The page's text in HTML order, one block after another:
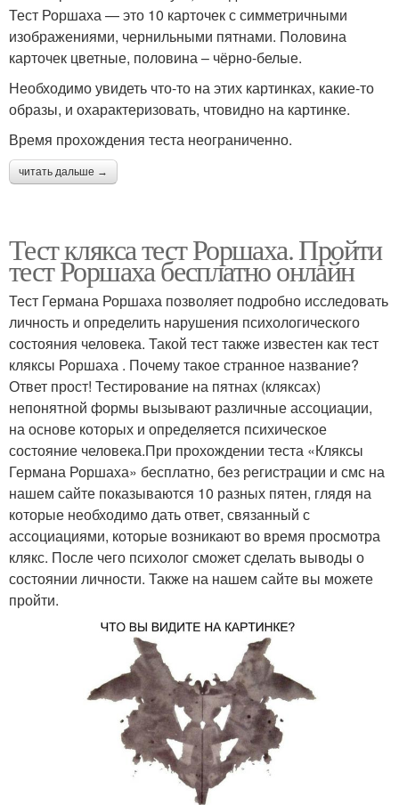
Тест Роршаха — это 10 карточек с симметричными
изображениями, чернильными пятнами. Половина
карточек цветные, половина – чёрно-белые.
Необходимо увидеть что-то на этих картинках, какие-то
образы, и охарактеризовать, чтовидно на картинке.
Время прохождения теста неограниченно.
читать дальше →
Тест клякса тест Роршаха. Пройти
тест Роршаха бесплатно онлайн
Тест Германа Роршаха позволяет подробно исследовать
личность и определить нарушения психологического
состояния человека. Такой тест также известен как тест
кляксы Роршаха . Почему такое странное название?
Ответ прост! Тестирование на пятнах (кляксах)
непонятной формы вызывают различные ассоциации,
на основе которых и определяется психическое
состояние человека.При прохождении теста «Кляксы
Германа Роршаха» бесплатно, без регистрации и смс на
нашем сайте показываются 10 разных пятен, глядя на
которые необходимо дать ответ, связанный с
ассоциациями, которые возникают во время просмотра
клякс. После чего психолог сможет сделать выводы о
состоянии личности. Также на нашем сайте вы можете
пройти.